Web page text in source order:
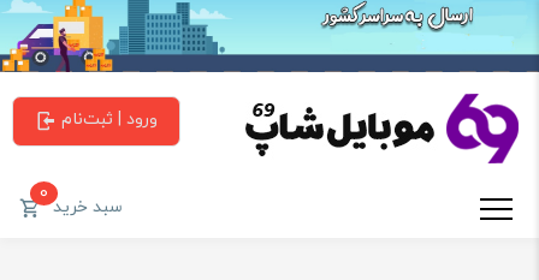
ورود | ثبت‌نام
سبد خرید0